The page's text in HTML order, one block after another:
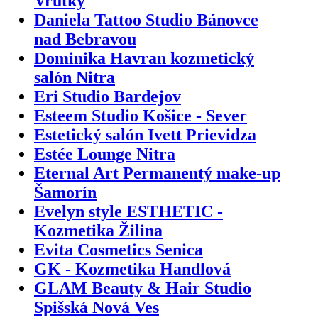
Daniela Tattoo Studio Bánovce
nad Bebravou
Dominika Havran kozmetický
salón Nitra
Eri Studio Bardejov
Esteem Studio Košice - Sever
Estetický salón Ivett Prievidza
Estée Lounge Nitra
Eternal Art Permanentý make-up
Šamorín
Evelyn style ESTHETIC -
Kozmetika Žilina
Evita Cosmetics Senica
GK - Kozmetika Handlová
GLAM Beauty & Hair Studio
Spišská Nová Ves